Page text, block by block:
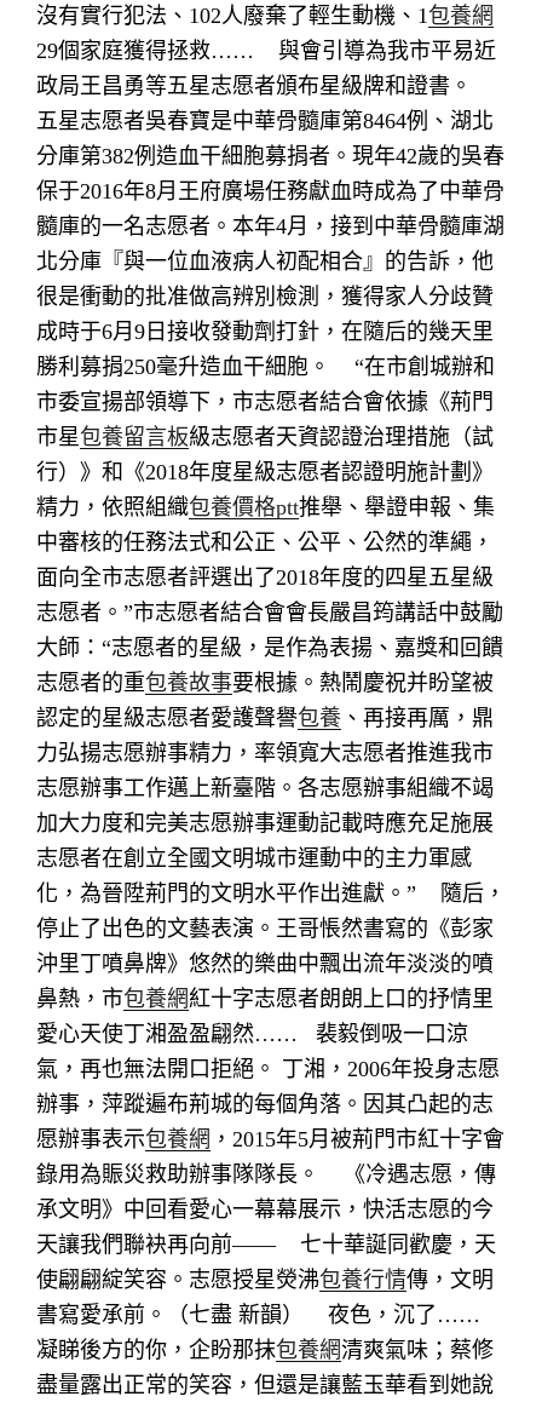
沒有實行犯法、102人廢棄了輕生動機、1包養網
29個家庭獲得拯救…… 與會引導為我市平易近
政局王昌勇等五星志愿者頒布星級牌和證書。
五星志愿者吳春寶是中華骨髓庫第8464例、湖北
分庫第382例造血干細胞募捐者。現年42歲的吳春
保于2016年8月王府廣場任務獻血時成為了中華骨
髓庫的一名志愿者。本年4月，接到中華骨髓庫湖
北分庫『與一位血液病人初配相合』的告訴，他
很是衝動的批准做高辨別檢測，獲得家人分歧贊
成時于6月9日接收發動劑打針，在隨后的幾天里
勝利募捐250毫升造血干細胞。
“在市創城辦和
市委宣揚部領導下，市志愿者結合會依據《荊門
市星包養留言板級志愿者天資認證治理措施（試
行）》和《2018年度星級志愿者認證明施計劃》
精力，依照組織包養價格ptt推舉、舉證申報、集
中審核的任務法式和公正、公平、公然的準繩，
面向全市志愿者評選出了2018年度的四星五星級
志愿者。”市志愿者結合會會長嚴昌筠講話中鼓勵
大師：“志愿者的星級，是作為表揚、嘉獎和回饋
志愿者的重包養故事要根據。熱鬧慶祝并盼望被
認定的星級志愿者愛護聲譽包養 、再接再厲，鼎
力弘揚志愿辦事精力，率領寬大志愿者推進我市
志愿辦事工作邁上新臺階。各志愿辦事組織不竭
加大力度和完美志愿辦事運動記載時應充足施展
志愿者在創立全國文明城市運動中的主力軍感
化，為晉陞荊門的文明水平作出進獻。” 隨后，
停止了出色的文藝表演。王哥悵然書寫的《彭家
沖里丁噴鼻牌》悠然的樂曲中飄出流年淡淡的噴
鼻熱，市包養網紅十字志愿者朗朗上口的抒情里
愛心天使丁湘盈盈翩然…… 裴毅倒吸一口涼
氣，再也無法開口拒絕。 丁湘，2006年投身志愿
辦事，萍蹤遍布荊城的每個角落。因其凸起的志
愿辦事表示包養網 ，2015年5月被荊門市紅十字會
錄用為賑災救助辦事隊隊長。
《冷遇志愿，傳
承文明》中回看愛心一幕幕展示，快活志愿的今
天讓我們聯袂再向前——七十華誕同歡慶，天
使翩翩綻笑容。志愿授星熒沸包養行情傳，文明
書寫愛承前。（七盡 新韻）
夜色，沉了……
凝睇後方的你，企盼那抹包養網清爽氣味；蔡修
盡量露出正常的笑容，但還是讓藍玉華看到她說